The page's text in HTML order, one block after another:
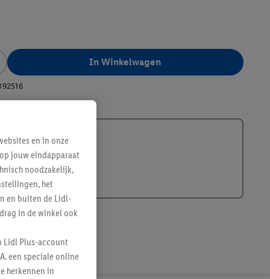
In Winkelwagen
en in onze
jouw eindapparaat
noodzakelijk,
het
en buiten de Lidl-
in de winkel ook
Lidl Plus-account
een speciale online
herkennen in